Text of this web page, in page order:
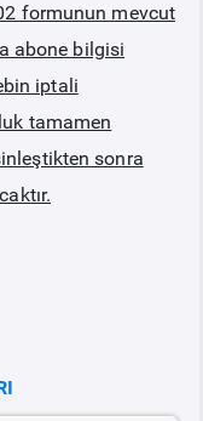
formunun mevcut
abone bilgisi
iptali
tamamen
sonra